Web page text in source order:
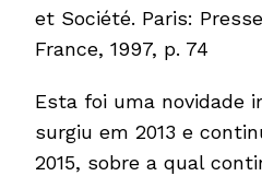
et Société. Paris:
France, 1997, p. 74
Esta foi uma novidade
surgiu em 2013 e
2015, sobre a qual